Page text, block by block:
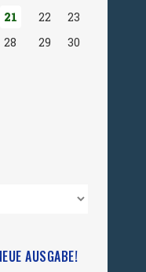
21 22
23
28 29
30
AUSGABE!